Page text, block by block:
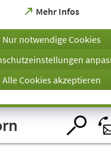
Mehr Infos
(Öffnet
einem
Tab)
Nur notwendige Cookies
Alle Cookies akzeptieren